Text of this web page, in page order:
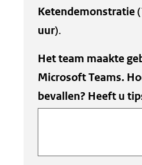
Ketendemonstratie
uur).
Het team maakte
Microsoft Teams.
bevallen? Heeft u